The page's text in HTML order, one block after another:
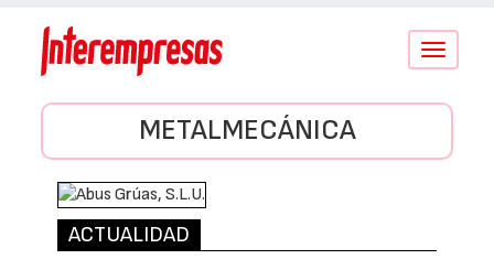
Conmutar
METALMECÁNICA
ACTUALIDAD